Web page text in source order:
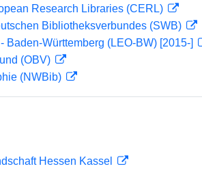
Research Libraries (CERL)
Bibliotheksverbundes (SWB)
Württemberg (LEO-BW) [2015-]
(OBV)
(NWBib)
Hessen Kassel